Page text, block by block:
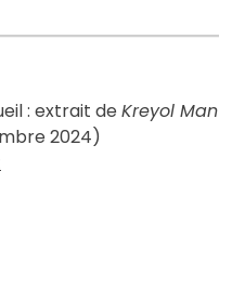
: extrait de Kreyol Man
2024)